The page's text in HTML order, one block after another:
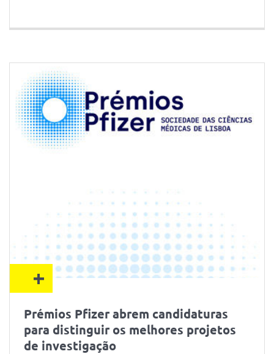
+
Prémios Pfizer abrem candidaturas
para distinguir os melhores projetos
de investigação